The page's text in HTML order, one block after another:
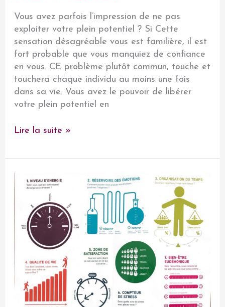
Vous avez parfois l’impression de ne pas
exploiter votre plein potentiel ? Si Cette
sensation désagréable vous est familière, il est
fort probable que vous manquiez de confiance
en vous. CE problème plutôt commun, touche et
touchera chaque individu au moins une fois
dans sa vie. Vous avez le pouvoir de libérer
votre plein potentiel en
La
Lire la suite »